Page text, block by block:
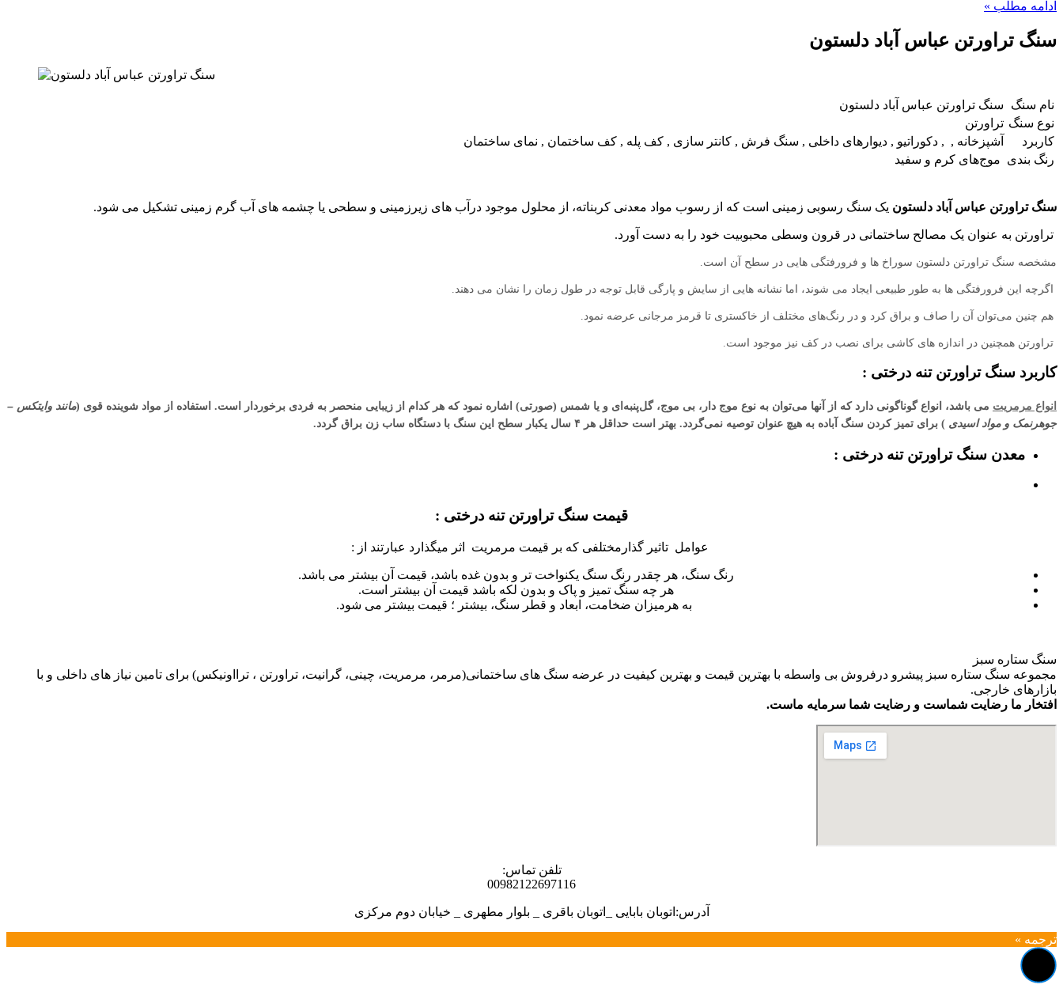
ادامه مطلب »
سنگ تراورتن عباس آباد دلستون
نام سنگ
سنگ تراورتن عباس آباد دلستون
نوع سنگ تراورتن
کاربرد
آشپزخانه , , دکوراتیو , دیوارهای داخلی , سنگ فرش , کانتر سازی , کف پله , کف ساختمان , نمای ساختمان
رنگ بندی موج‌های کرم و سفید
سنگ تراورتن عباس آباد دلستون یک سنگ رسوبی زمینی است که از رسوب مواد معدنی کربناته، از محلول موجود درآب های زیرزمینی و سطحی یا چشمه های آب گرم زمینی تشکیل می شود.
تراورتن به عنوان یک مصالح ساختمانی در قرون وسطی محبوبیت خود را به دست آورد.
مشخصه سنگ تراورتن دلستون سوراخ ها و فرورفتگی هایی در سطح آن است.
اگرچه این فرورفتگی ها به طور طبیعی ایجاد می شوند، اما نشانه هایی از سایش و پارگی قابل توجه در طول زمان را نشان می دهند.
هم چنین می‌توان آن را صاف و براق کرد و در رنگ‌های مختلف از خاکستری تا قرمز مرجانی عرضه نمود.
تراورتن همچنین در اندازه های کاشی برای نصب در کف نیز موجود است.
کاربرد سنگ تراورتن تنه درختی :
انواع مرمریت می باشد، انواع گوناگونی دارد که از آنها می‌توان به نوع موج دار، بی موج، گل‌پنبه‌ای و یا شمس (صورتی) اشاره نمود که هر کدام از زیبایی منحصر به فردی برخوردار است. استفاده از مواد شوینده قوی (مانند وایتکس –
جوهرنمک و مواد اسیدی ) برای تمیز کردن سنگ آباده به هیچ عنوان توصیه نمی‌گردد. بهتر است حداقل هر ۴ سال یکبار سطح این سنگ با دستگاه ساب زن براق گردد.
معدن سنگ تراورتن تنه درختی :
قیمت سنگ تراورتن تنه درختی :
عوامل تاثیر گذارمختلفی که بر قیمت مرمریت اثر میگذارد عبارتند از :
رنگ سنگ، هر چقدر رنگ سنگ یکنواخت تر و بدون غده باشد، قیمت آن بیشتر می باشد.
هر چه سنگ تمیز و پاک و بدون لکه باشد قیمت آن بیشتر است.
به هرمیزان ضخامت، ابعاد و قطر سنگ، بیشتر ؛ قیمت بیشتر می شود.
سنگ ستاره سبز
مجموعه سنگ ستاره سبز پیشرو درفروش بی واسطه با بهترین قیمت و بهترین کیفیت در عرضه سنگ های ساختمانی(مرمر، مرمریت، چینی، گرانیت، تراورتن ، ترااونیکس) برای تامین نیاز های داخلی و با
بازارهای خارجی.
افتخار ما رضایت شماست و رضایت شما سرمایه ماست.
تلفن تماس:
00982122697116
آدرس:اتوبان بابایی _اتوبان باقری _ بلوار مطهری _ خیابان دوم مرکزی
ترجمه »